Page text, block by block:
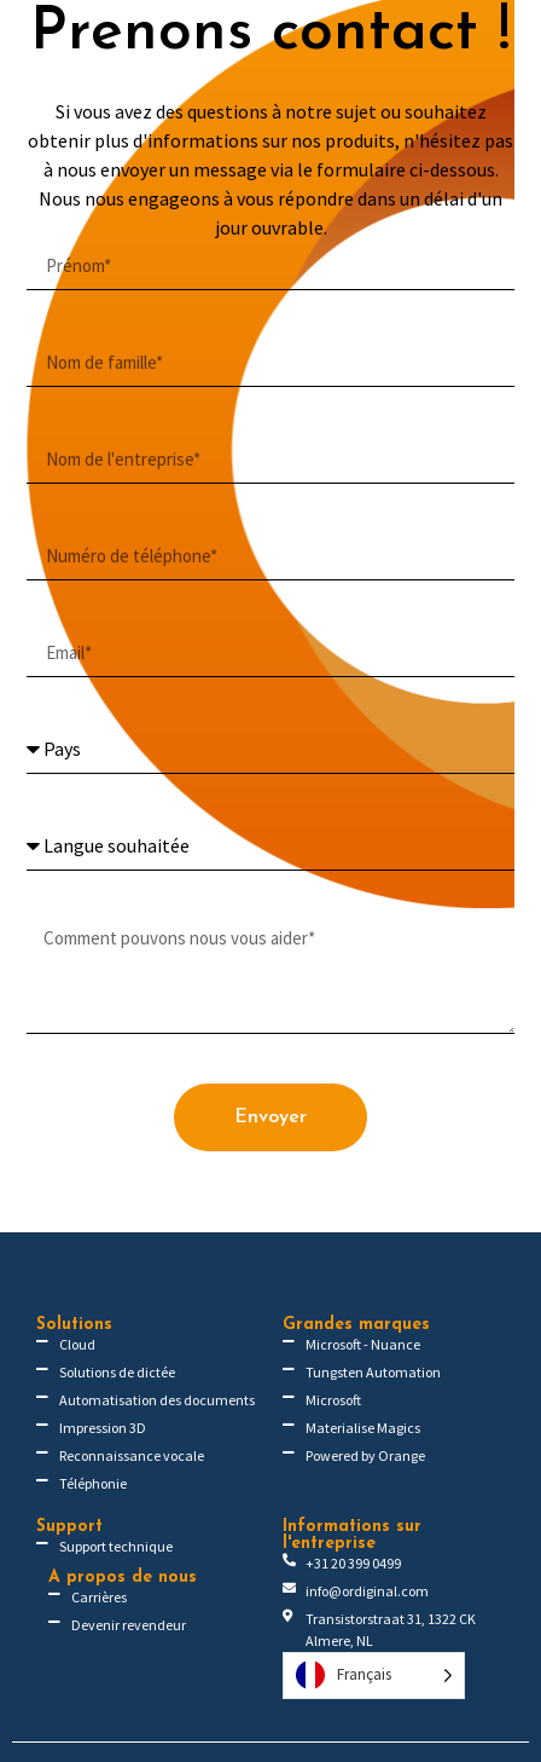
Prenons contact !
Si vous avez des questions à notre sujet ou souhaitez
obtenir plus d'informations sur nos produits, n'hésitez pas
à nous envoyer un message via le formulaire ci-dessous.
Nous nous engageons à vous répondre dans un délai d'un
jour ouvrable.
Envoyer
Solutions
Cloud
Solutions de dictée
Automatisation des documents
Impression 3D
Reconnaissance vocale
Téléphonie
Grandes marques
Microsoft - Nuance
Tungsten Automation
Microsoft
Materialise Magics
Powered by Orange
Support
Support technique
A propos de nous
Carrières
Devenir revendeur
Informations sur
l'entreprise
+31 20 399 0499
info@ordiginal.com
Transistorstraat 31, 1322 CK
Almere, NL
Français